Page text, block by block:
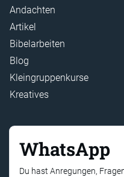
Andachten
Artikel
Bibelarbeiten
Blog
Kleingruppenkurse
Kreatives
WhatsApp
Du hast Anregungen,